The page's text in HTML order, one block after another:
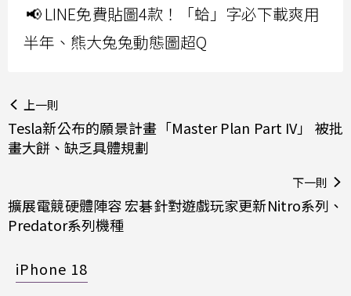
📢 LINE免費貼圖4款！「蛤」字必下載爽用
半年、熊大兔兔動態圖超Q
上一則
Tesla新公布的願景計畫「Master Plan Part IV」 被批
畫大餅、缺乏具體規劃
下一則
擴展電競硬體陣容 宏碁針對遊戲玩家更新Nitro系列、
Predator系列機種
iPhone 18